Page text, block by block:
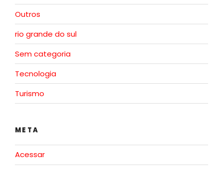
Outros
rio grande do sul
Sem categoria
Tecnologia
Turismo
META
Acessar